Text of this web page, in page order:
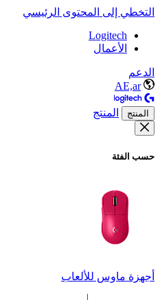
التخطي إلى المحتوى الرئيسي
Logitech
الأعمال
الدعم
AE,ar
المنتج المنتج
حسب الفئة
أجهزة ماوس للألعاب